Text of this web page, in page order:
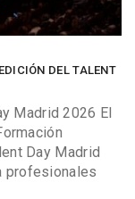
DEL TALENT
Madrid 2026 El
Day Madrid
profesionales